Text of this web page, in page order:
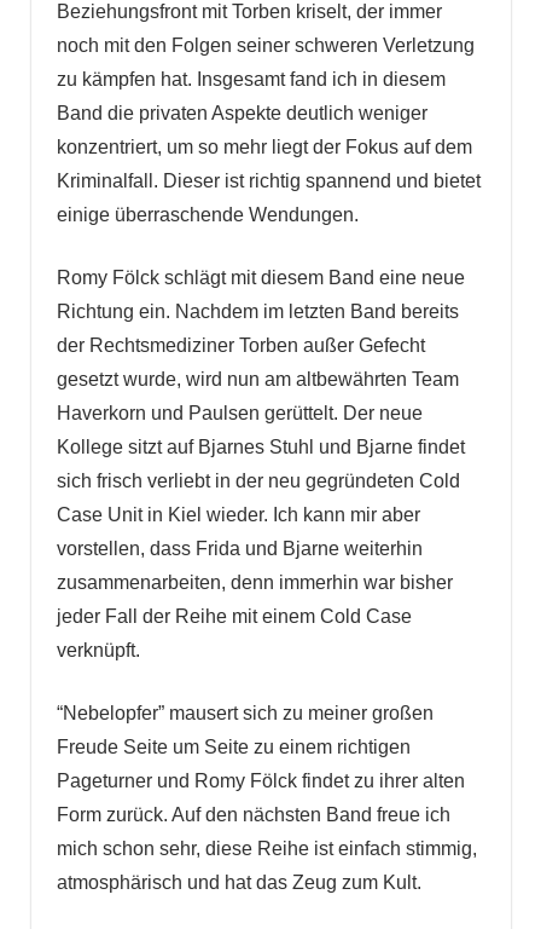
Beziehungsfront mit Torben kriselt, der immer
noch mit den Folgen seiner schweren Verletzung
zu kämpfen hat. Insgesamt fand ich in diesem
Band die privaten Aspekte deutlich weniger
konzentriert, um so mehr liegt der Fokus auf dem
Kriminalfall. Dieser ist richtig spannend und bietet
einige überraschende Wendungen.
Romy Fölck schlägt mit diesem Band eine neue
Richtung ein. Nachdem im letzten Band bereits
der Rechtsmediziner Torben außer Gefecht
gesetzt wurde, wird nun am altbewährten Team
Haverkorn und Paulsen gerüttelt. Der neue
Kollege sitzt auf Bjarnes Stuhl und Bjarne findet
sich frisch verliebt in der neu gegründeten Cold
Case Unit in Kiel wieder. Ich kann mir aber
vorstellen, dass Frida und Bjarne weiterhin
zusammenarbeiten, denn immerhin war bisher
jeder Fall der Reihe mit einem Cold Case
verknüpft.
“Nebelopfer” mausert sich zu meiner großen
Freude Seite um Seite zu einem richtigen
Pageturner und Romy Fölck findet zu ihrer alten
Form zurück. Auf den nächsten Band freue ich
mich schon sehr, diese Reihe ist einfach stimmig,
atmosphärisch und hat das Zeug zum Kult.